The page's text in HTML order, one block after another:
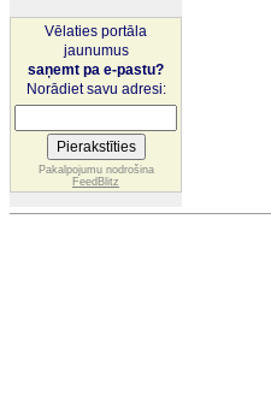
Vēlaties portāla
jaunumus
saņemt pa e-pastu?
Norādiet savu adresi:
Pakalpojumu nodrošina
FeedBlitz